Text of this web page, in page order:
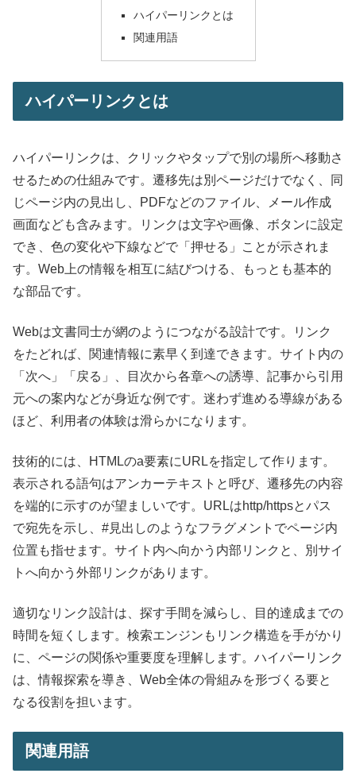
ハイパーリンクとは
関連用語
ハイパーリンクとは
ハイパーリンクは、クリックやタップで別の場所へ移動さ
せるための仕組みです。遷移先は別ページだけでなく、同
じページ内の見出し、PDFなどのファイル、メール作成
画面なども含みます。リンクは文字や画像、ボタンに設定
でき、色の変化や下線などで「押せる」ことが示されま
す。Web上の情報を相互に結びつける、もっとも基本的
な部品です。
Webは文書同士が網のようにつながる設計です。リンク
をたどれば、関連情報に素早く到達できます。サイト内の
「次へ」「戻る」、目次から各章への誘導、記事から引用
元への案内などが身近な例です。迷わず進める導線がある
ほど、利用者の体験は滑らかになります。
技術的には、HTMLのa要素にURLを指定して作ります。
表示される語句はアンカーテキストと呼び、遷移先の内容
を端的に示すのが望ましいです。URLはhttp/httpsとパス
で宛先を示し、#見出しのようなフラグメントでページ内
位置も指せます。サイト内へ向かう内部リンクと、別サイ
トへ向かう外部リンクがあります。
適切なリンク設計は、探す手間を減らし、目的達成までの
時間を短くします。検索エンジンもリンク構造を手がかり
に、ページの関係や重要度を理解します。ハイパーリンク
は、情報探索を導き、Web全体の骨組みを形づくる要と
なる役割を担います。
関連用語